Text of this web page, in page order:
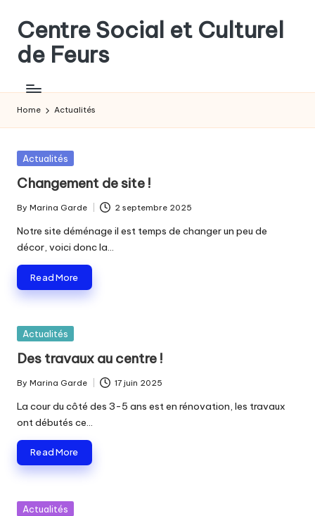
Skip
content
Centre Social et Culturel
de Feurs
lieu
d'échanges
et
projets
tous
les
Home Actualités
Posted
Actualités
Changement de site !
Posted
by
By Marina Garde 2 septembre 2025
Notre site déménage il est temps de changer un peu de
décor, voici donc la…
Read More
Posted
Actualités
Des travaux au centre !
Posted
by
By Marina Garde 17 juin 2025
La cour du côté des 3-5 ans est en rénovation, les travaux
ont débutés ce…
Read More
Posted
Actualités